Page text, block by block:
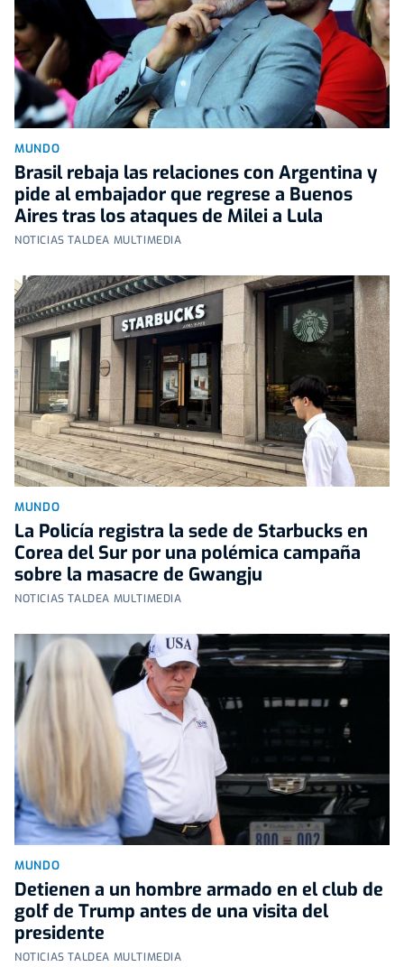
MUNDO
Brasil rebaja las relaciones con Argentina y
pide al embajador que regrese a Buenos
Aires tras los ataques de Milei a Lula
NOTICIAS TALDEA MULTIMEDIA
MUNDO
La Policía registra la sede de Starbucks en
Corea del Sur por una polémica campaña
sobre la masacre de Gwangju
NOTICIAS TALDEA MULTIMEDIA
MUNDO
Detienen a un hombre armado en el club de
golf de Trump antes de una visita del
presidente
NOTICIAS TALDEA MULTIMEDIA